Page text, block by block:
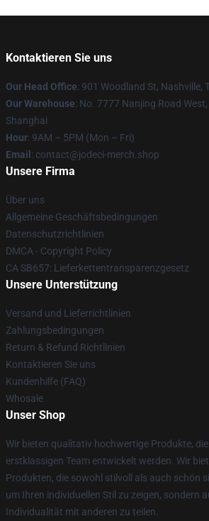
Kontaktieren Sie uns
Our Head Office: 901 Woodland St, Nashville,
Our Warehouse: No. 7777 Nanjing Road
Shanghai
Hour: 9AM – 5PM (Mon – Fri)
Email : contact@jodeci-merch.shop
Unsere Firma
Über uns
Allgemeine Geschäftsbedingungen
Datenschutzrichtlinien
DMCA - Copyright Policy
CA SB657: Lieferkettentransparenzgesetz
Unsere Unterstützung
Versand und Lieferrichtlinien
Zahlungsbedingungen
Return & Refund Richtlinien
Kontaktieren Sie uns
Kundenhilfe (FAQ)
Whosale
Unser Shop
Wir bieten qualitativ hochwertige Produkte,
erstklassigen Team entwickelt werden. Wir
Produkten, die sowohl stilvoll als auch schön
um Ihren individuellen Stil zu zeigen, sondern
Individualität mit anderen zu teilen.